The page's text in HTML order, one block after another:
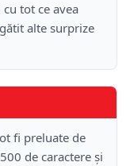
tot ce avea
alte surprize
fi preluate de
de caractere și